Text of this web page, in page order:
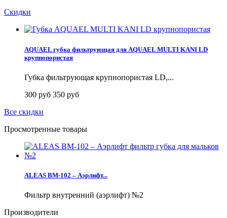
Скидки
AQUAEL губка фильтрующая для AQUAEL MULTI KANI LD
крупнопористая
Губка фильтрующая крупнопористая LD,...
300 руб 350 руб
Все скидки
Просмотренные товары
ALEAS BM-102 – Аэрлифт...
Фильтр внутренний (аэрлифт) №2
Производители